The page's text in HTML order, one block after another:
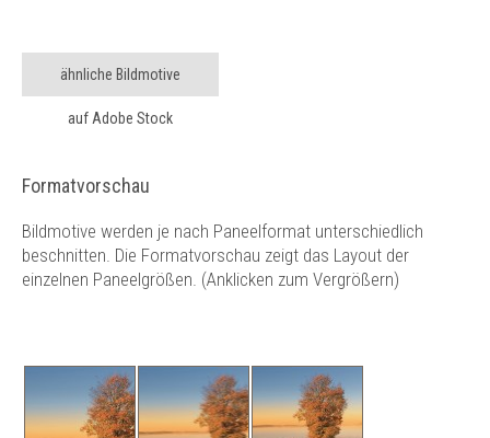
ähnliche Bildmotive
auf Adobe Stock
Formatvorschau
Bildmotive werden je nach Paneelformat unterschiedlich
beschnitten. Die Formatvorschau zeigt das Layout der
einzelnen Paneelgrößen. (Anklicken zum Vergrößern)